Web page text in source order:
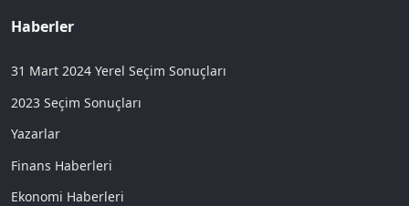
Haberler
31 Mart 2024 Yerel Seçim Sonuçları
2023 Seçim Sonuçları
Yazarlar
Finans Haberleri
Ekonomi Haberleri